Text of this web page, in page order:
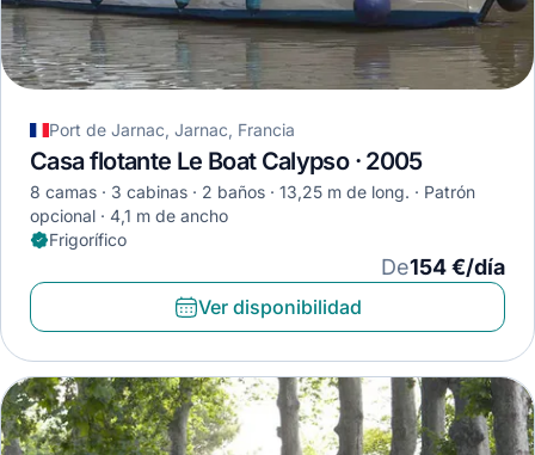
Port de Jarnac, Jarnac, Francia
Casa flotante Le Boat Calypso · 2005
8 camas 3 cabinas 2 baños 13,25 m de long.
Patrón
opcional
4,1 m de ancho
Frigorífico
De154 €/día
Ver disponibilidad